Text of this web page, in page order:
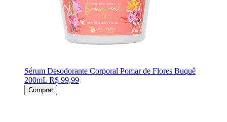
Sérum Desodorante Corporal Pomar de Flores Buquê
200mL R$ 99,99
Comprar